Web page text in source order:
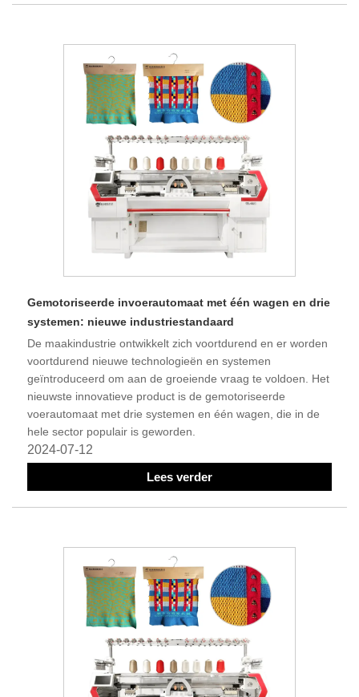
Gemotoriseerde invoerautomaat met één wagen en drie
systemen: nieuwe industriestandaard
De maakindustrie ontwikkelt zich voortdurend en er worden
voortdurend nieuwe technologieën en systemen
geïntroduceerd om aan de groeiende vraag te voldoen. Het
nieuwste innovatieve product is de gemotoriseerde
voerautomaat met drie systemen en één wagen, die in de
hele sector populair is geworden.
2024-07-12
Lees verder